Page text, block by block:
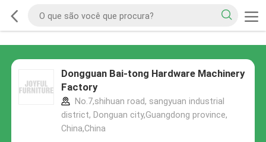
Dongguan Bai-tong Hardware Machinery
Factory
No.7,shihuan road, sangyuan industrial
district, Donguan city,Guangdong province,
China,China